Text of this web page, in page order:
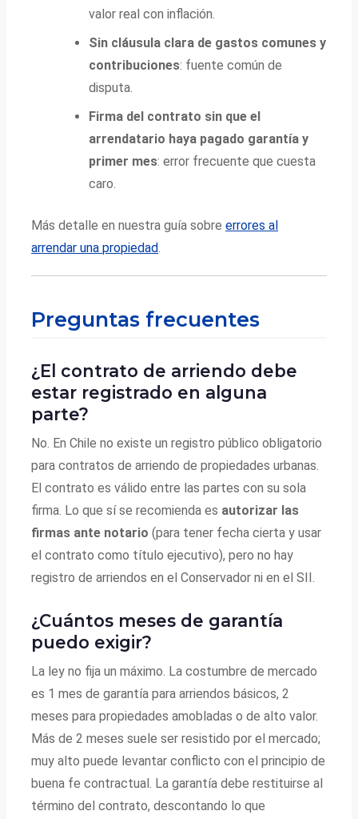
valor real con inflación.
Sin cláusula clara de gastos comunes y
contribuciones: fuente común de
disputa.
Firma del contrato sin que el
arrendatario haya pagado garantía y
primer mes: error frecuente que cuesta
caro.
Más detalle en nuestra guía sobreerrores al
arrendar una propiedad
Preguntas frecuentes
¿El contrato de arriendo debe
estar registrado en alguna
parte?
No. En Chile no existe un registro público obligatorio
para contratos de arriendo de propiedades urbanas.
El contrato es válido entre las partes con su sola
firma. Lo que sí se recomienda es autorizar las
firmas ante notario (para tener fecha cierta y usar
el contrato como título ejecutivo), pero no hay
registro de arriendos en el Conservador ni en el SII.
¿Cuántos meses de garantía
puedo exigir?
La ley no fija un máximo. La costumbre de mercado
es 1 mes de garantía para arriendos básicos, 2
meses para propiedades amobladas o de alto valor.
Más de 2 meses suele ser resistido por el mercado;
muy alto puede levantar conflicto con el principio de
buena fe contractual. La garantía debe restituirse al
término del contrato, descontando lo que